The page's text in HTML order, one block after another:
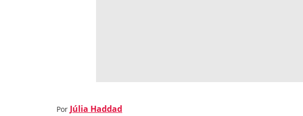
Por Júlia Haddad